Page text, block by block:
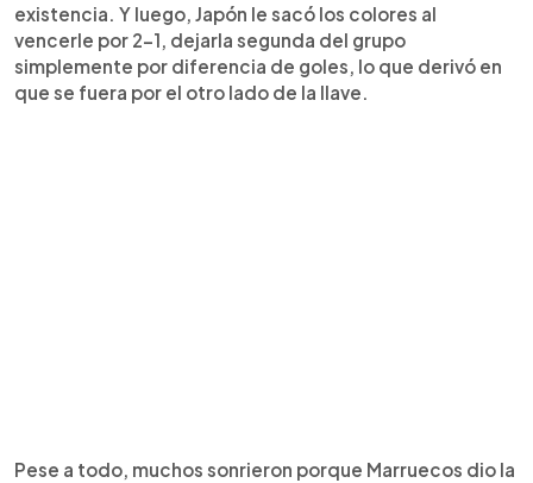
existencia. Y luego, Japón le sacó los colores al
vencerle por 2-1, dejarla segunda del grupo
simplemente por diferencia de goles, lo que derivó en
que se fuera por el otro lado de la llave.
Pese a todo, muchos sonrieron porque Marruecos dio la